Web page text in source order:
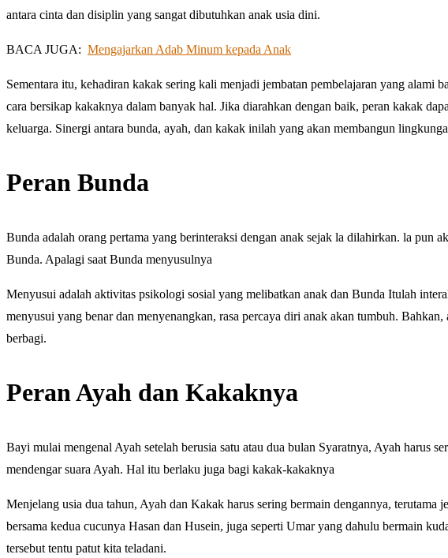
antara cinta dan disiplin yang sangat dibutuhkan anak usia dini.
BACA JUGA: Mengajarkan Adab Minum kepada Anak
Sementara itu, kehadiran kakak sering kali menjadi jembatan pembelajaran yang alami
cara bersikap kakaknya dalam banyak hal. Jika diarahkan dengan baik, peran kakak
keluarga. Sinergi antara bunda, ayah, dan kakak inilah yang akan membangun
Peran Bunda
Bunda adalah orang pertama yang berinteraksi dengan anak sejak la dilahirkan. la pun
Bunda. Apalagi saat Bunda menyusulnya
Menyusui adalah aktivitas psikologi sosial yang melibatkan anak dan Bunda Itulah
menyusui yang benar dan menyenangkan, rasa percaya diri anak akan tumbuh.
berbagi.
Peran Ayah dan Kakaknya
Bayi mulai mengenal Ayah setelah berusia satu atau dua bulan Syaratnya, Ayah harus
mendengar suara Ayah. Hal itu berlaku juga bagi kakak-kakaknya
Menjelang usia dua tahun, Ayah dan Kakak harus sering bermain dengannya, terutama
bersama kedua cucunya Hasan dan Husein, juga seperti Umar yang dahulu bermain
tersebut tentu patut kita teladani.